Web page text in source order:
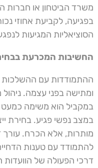
משרד הביטחון או
בפגיעה, לקביעת אחוזי
הסוציאליות המגיעות
החשיבות המכרעת
ההתמודדות עם
ומתישה בפני עצמה.
במקביל הוא משימה
במצב נפשי פגיע. בחירת
מותרות, אלא הכרח. עורך
להתמודד עם טענות
דרכי הפעולה של הוועדות